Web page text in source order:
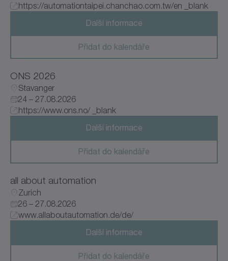
Japonsko
Nizozemsko
Tchaj-wan, provincie Číny
Spojené státy
https://automationtaipei.chanchao.com.tw/en _blank
Další informace
Přidat do kalendáře
ONS 2026
Stavanger
24 – 27.08.2026
https://www.ons.no/ _blank
Další informace
Přidat do kalendáře
all about automation
Zurich
26 – 27.08.2026
www.allaboutautomation.de/de/
Další informace
Přidat do kalendáře